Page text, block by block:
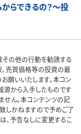
らできるの？～投
その他の行動を勧誘する
、売買価格等の投資の最
願いいたします。本コン
源から入手したものです
せん。本コンテンツの記
しかねますので予めご了
、予告なしに変更するこ